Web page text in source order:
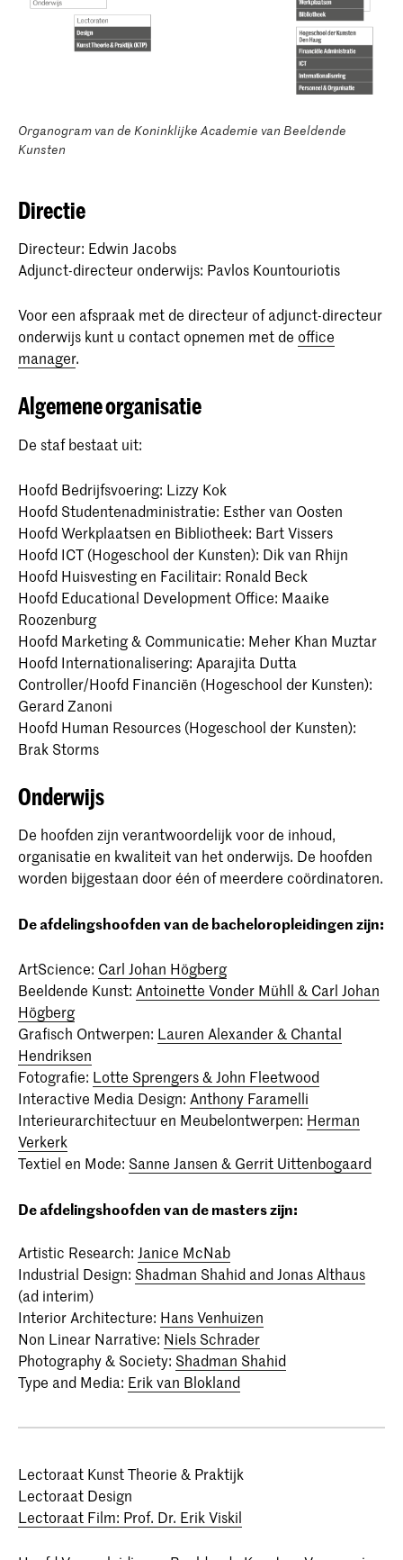
Organogram van de Koninklijke Academie van Beeldende
Kunsten
Directie
Directeur: Edwin Jacobs
Adjunct-directeur onderwijs: Pavlos Kountouriotis
Voor een afspraak met de directeur of adjunct-directeur
onderwijs kunt u contact opnemen met de office
manager.
Algemene organisatie
De staf bestaat uit:
Hoofd Bedrijfsvoering: Lizzy Kok
Hoofd Studentenadministratie: Esther van Oosten
Hoofd Werkplaatsen en Bibliotheek: Bart Vissers
Hoofd ICT (Hogeschool der Kunsten): Dik van Rhijn
Hoofd Huisvesting en Facilitair: Ronald Beck
Hoofd Educational Development Office: Maaike
Roozenburg
Hoofd Marketing & Communicatie: Meher Khan Muztar
Hoofd Internationalisering: Aparajita Dutta
Controller/Hoofd Financiën (Hogeschool der Kunsten):
Gerard Zanoni
Hoofd Human Resources (Hogeschool der Kunsten):
Brak Storms
Onderwijs
De hoofden zijn verantwoordelijk voor de inhoud,
organisatie en kwaliteit van het onderwijs. De hoofden
worden bijgestaan door één of meerdere coördinatoren.
De afdelingshoofden van de bacheloropleidingen zijn:
ArtScience: Carl Johan Högberg
Beeldende Kunst: Antoinette Vonder Mühll & Carl Johan
Högberg
Grafisch Ontwerpen: Lauren Alexander & Chantal
Hendriksen
Fotografie: Lotte Sprengers & John Fleetwood
Interactive Media Design: Anthony Faramelli
Interieurarchitectuur en Meubelontwerpen: Herman
Verkerk
Textiel en Mode: Sanne Jansen & Gerrit Uittenbogaard
De afdelingshoofden van de masters zijn:
Artistic Research: Janice McNab
Industrial Design: Shadman Shahid and Jonas Althaus
(ad interim)
Interior Architecture: Hans Venhuizen
Non Linear Narrative: Niels Schrader
Photography & Society: Shadman Shahid
Type and Media: Erik van Blokland
Lectoraat Kunst Theorie & Praktijk
Lectoraat Design
Lectoraat Film: Prof. Dr. Erik Viskil